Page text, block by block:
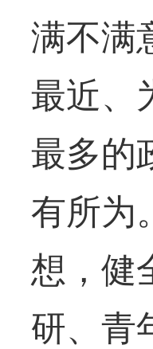
满不满
最近、
最多的
有所为
想，健
研、青